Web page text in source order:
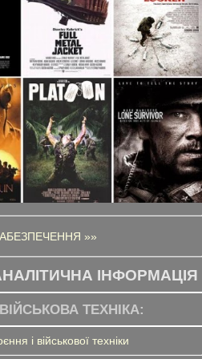
»»
ІНФОРМАЦІЯ
ТЕХНІКА:
і військової техніки